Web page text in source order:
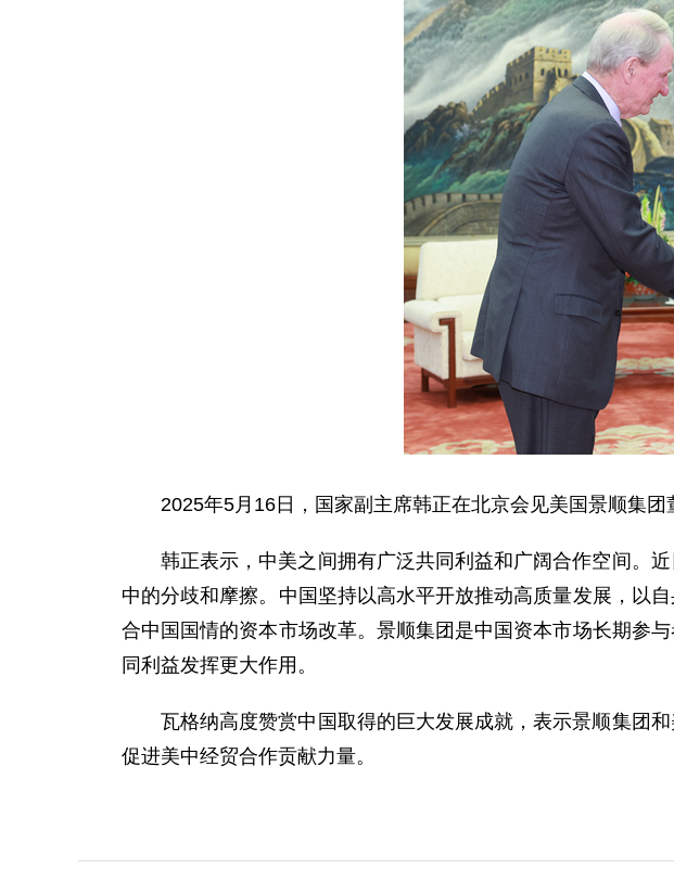
2025年5月16日，国家副主席韩正在北京会见美国景顺集团
韩正表示，中美之间拥有广泛共同利益和广阔合作空间。
中的分歧和摩擦。中国坚持以高水平开放推动高质量发展，以
合中国国情的资本市场改革。景顺集团是中国资本市场长期参
同利益发挥更大作用。
瓦格纳高度赞赏中国取得的巨大发展成就，表示景顺集团
促进美中经贸合作贡献力量。